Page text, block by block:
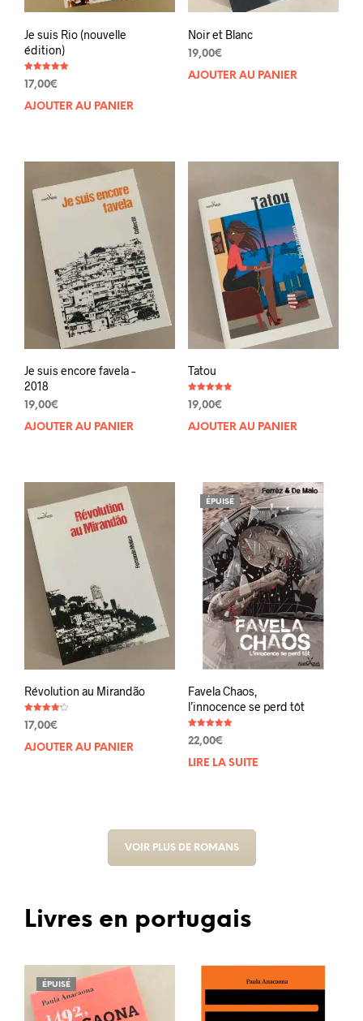
Je suis Rio (nouvelle
édition)
5.00
17,00€
AJOUTER AU PANIER
Noir et Blanc
19,00€
AJOUTER AU PANIER
Je suis encore favela –
2018
19,00€
AJOUTER AU PANIER
Tatou
4.81
19,00€
AJOUTER AU PANIER
Révolution au Mirandão
Note
4.20
17,00€
AJOUTER AU PANIER
ÉPUISÉ
Favela Chaos,
l’innocence se perd tôt
Note
5.00
22,00€
LIRE LA SUITE
VOIR PLUS DE ROMANS
Livres en portugais
ÉPUISÉ